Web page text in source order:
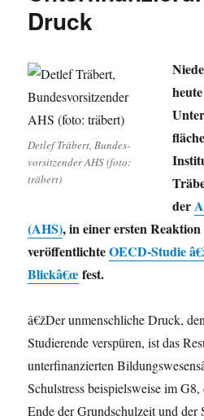
Druck
Detlef Träbert, Bundes-
vorsitzender AHS (foto:
träbert)
der
(AHS), in einer ersten
veröffentlichteOECD-Studie
Blickâ€œ fest.
â€žDer unmenschliche Druck,
Studierende verspüren, ist das
unterfinanzierten
Schulstress beispielsweise im G8,
Ende der Grundschulzeit und der